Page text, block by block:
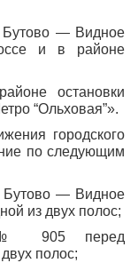
Бутово — Видное
и в районе
остановки
“Ольховая”».
городского
по следующим
Бутово — Видное
из двух полос;
№ 905 перед
полос;